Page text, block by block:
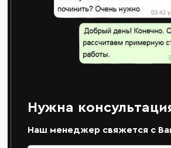
Нужна
Наш менеджер свяжется с